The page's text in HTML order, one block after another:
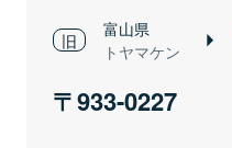
富山県
トヤマケン
933-0227